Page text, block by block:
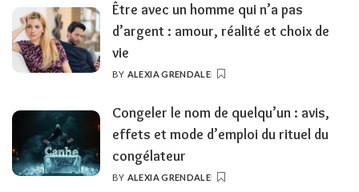
Être avec un homme qui n’a pas
d’argent : amour, réalité et choix de
vie
POSTED
BY ALEXIA GRENDALE
Congeler le nom de quelqu’un : avis,
effets et mode d’emploi du rituel du
congélateur
POSTED
BY ALEXIA GRENDALE